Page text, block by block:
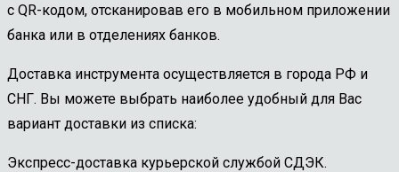
с QR-кодом, отсканировав его в мобильном приложении
банка или в отделениях банков.
Доставка инструмента осуществляется в города РФ и
СНГ. Вы можете выбрать наиболее удобный для Вас
вариант доставки из списка:
Экспресс-доставка курьерской службой СДЭК.